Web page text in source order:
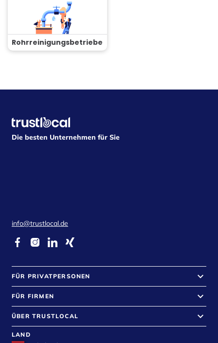
Rohrreinigungsbetriebe
Die besten Unternehmen für Sie
info@trustlocal.de
FÜR PRIVATPERSONEN keyboard_arrow_down
FÜR FIRMEN keyboard_arrow_down
ÜBER TRUSTLOCAL keyboard_arrow_down
LAND